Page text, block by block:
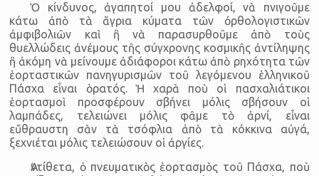
Ὁ κίνδυνος, ἀγαπητοί μου ἀδελφοί, νὰ πνιγοῦμε
κάτω ἀπὸ τὰ ἄγρια κύματα τῶν ὀρθολογιστικῶν
ἀμφιβολιῶν καὶ ἢ νὰ παρασυρθοῦμε ἀπὸ τοὺς
θυελλώδεις ἀνέμους τῆς σύγχρονης κοσμικῆς ἀντίληψης
ἢ ἀκόμη νὰ μείνουμε ἀδιάφοροι κάτω ἀπὸ ρηχότητα τῶν
ἑορταστικῶν πανηγυρισμῶν τοῦ λεγόμενου ἑλληνικοῦ
Πάσχα εἶναι ὁρατός. Ἡ χαρὰ ποὺ οἱ πασχαλιάτικοι
ἑορτασμοὶ προσφέρουν σβήνει μόλις σβήσουν οἱ
λαμπάδες, τελειώνει μόλις φᾶμε τὸ ἀρνί, εἶναι
εὔθραυστη σὰν τὰ τσόφλια ἀπὸ τὰ κόκκινα αὐγά,
ξεχνιέται μόλις τελειώσουν οἱ ἀργίες.
Ἀντίθετα, ὁ πνευματικὸς ἑορτασμὸς τοῦ Πάσχα, ποὺ